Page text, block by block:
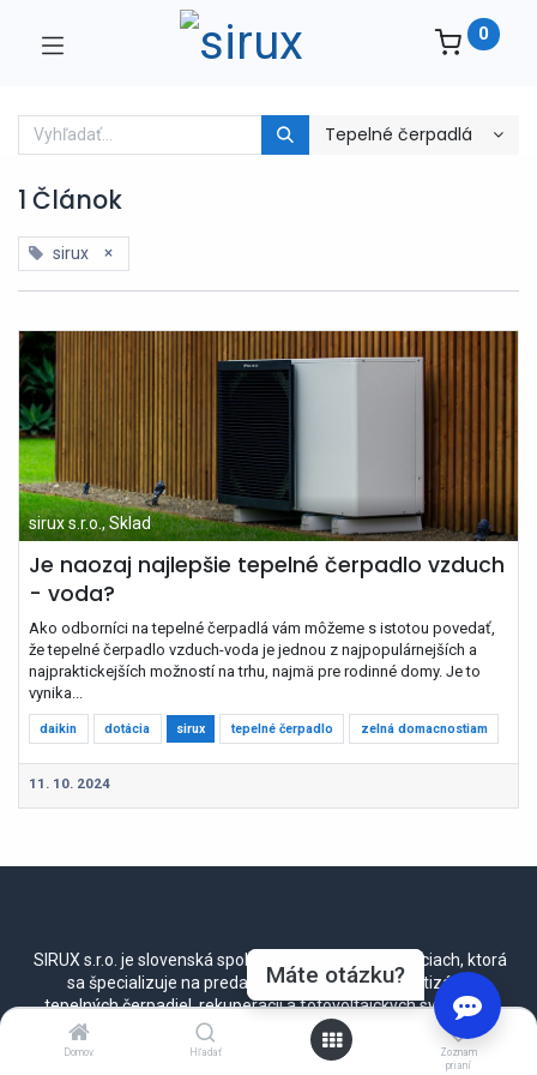
Domov Hľadať
Zoznam
prianí
0
Tepelné čerpadlá
1 Článok
sirux ×
sirux s.r.o., Sklad
Je naozaj najlepšie tepelné čerpadlo vzduch
- voda?
Ako odborníci na tepelné čerpadlá vám môžeme s istotou povedať,
že tepelné čerpadlo vzduch-voda je jednou z najpopulárnejších a
najpraktickejších možností na trhu, najmä pre rodinné domy. Je to
vynika...
daikin dotácia sirux tepelné čerpadlo zelná domacnostiam
11. 10. 2024
SIRUX s.r.o. je slovenská spoločnosť so sídlom v Leviciach, ktorá
sa špecializuje na predaj, montáž a servis klimatizácií,
tepelných čerpadiel, rekuperácií a fotovoltaických systémov
pre rodinné domy, byty a firmy.
Máte otázku?